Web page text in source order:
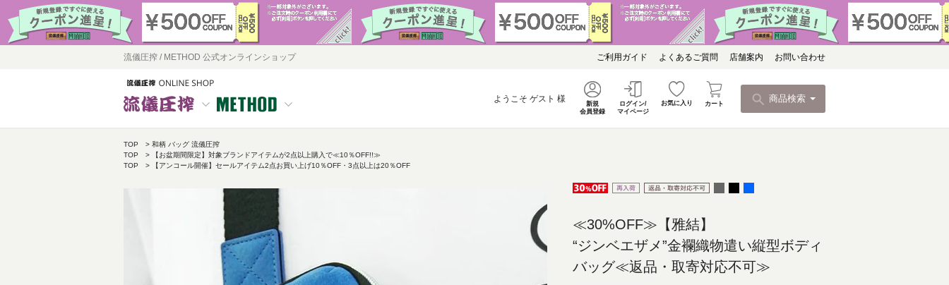
流儀圧搾 / METHOD 公式オンラインショップ ご利用ガイド よくあるご質問 店舗案内 お問い合わせ
ようこそ ゲスト 様
新規
会員登録
ログイン/
マイページ
お気に入り カート 商品検索
TOP
和柄 バッグ 流儀圧搾
TOP
【お盆期間限定】対象ブランドアイテムが2点以上購入で≪10％OFF!!≫
TOP
【アンコール開催】セールアイテム2点お買い上げ10％OFF・3点以上は20％OFF
≪30%OFF≫【雅結】
“ジンベエザメ”金襴織物遣い縦型ボディ
バッグ≪返品・取寄対応不可≫